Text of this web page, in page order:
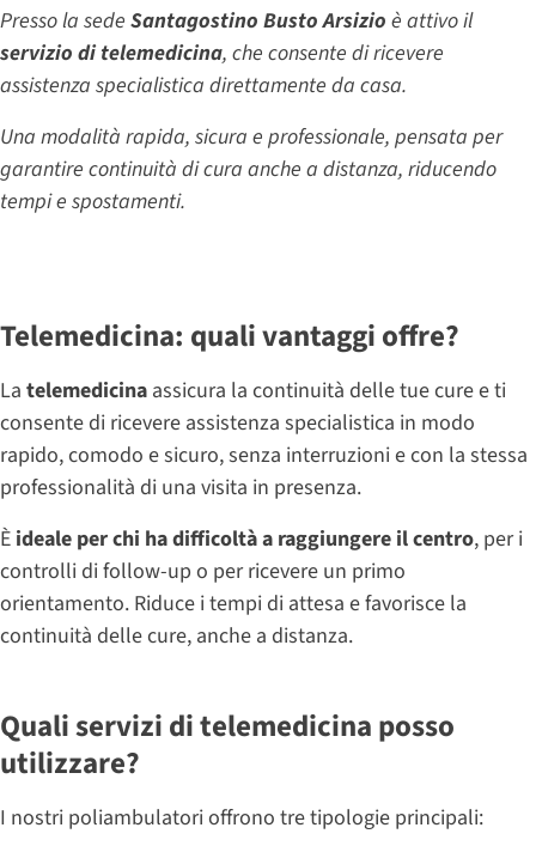
Presso la sede Santagostino Busto Arsizio è attivo il
servizio di telemedicina, che consente di ricevere
assistenza specialistica direttamente da casa.
Una modalità rapida, sicura e professionale, pensata per
garantire continuità di cura anche a distanza, riducendo
tempi e spostamenti.
Telemedicina: quali vantaggi offre?
La telemedicina assicura la continuità delle tue cure e ti
consente di ricevere assistenza specialistica in modo
rapido, comodo e sicuro, senza interruzioni e con la stessa
professionalità di una visita in presenza.
È ideale per chi ha difficoltà a raggiungere il centro, per i
controlli di follow-up o per ricevere un primo
orientamento. Riduce i tempi di attesa e favorisce la
continuità delle cure, anche a distanza.
Quali servizi di telemedicina posso
utilizzare?
I nostri poliambulatori offrono tre tipologie principali: